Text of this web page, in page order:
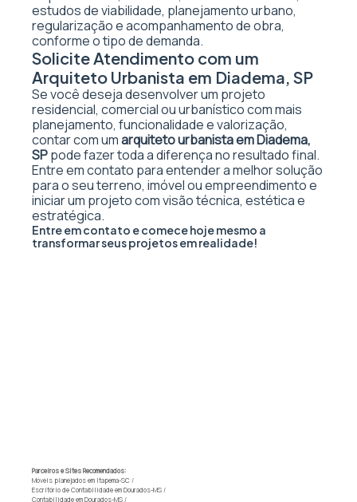
estudos de viabilidade, planejamento urbano,
regularização e acompanhamento de obra,
conforme o tipo de demanda.
Solicite Atendimento com um
Arquiteto Urbanista em Diadema, SP
Se você deseja desenvolver um projeto
residencial, comercial ou urbanístico com mais
planejamento, funcionalidade e valorização,
contar com umarquiteto urbanista em Diadema,
SPpode fazer toda a diferença no resultado final.
Entre em contato para entender a melhor solução
para o seu terreno, imóvel ou empreendimento e
iniciar um projeto com visão técnica, estética e
estratégica.
Entre em contato e comece hoje mesmo a
transformar seus projetos em realidade!
Parceiros e Sites Recomendados:
Móveis planejados em Itapema-SC /
Escritório de Contabilidade em Dourados-MS /
Contabilidade em Dourados-MS /